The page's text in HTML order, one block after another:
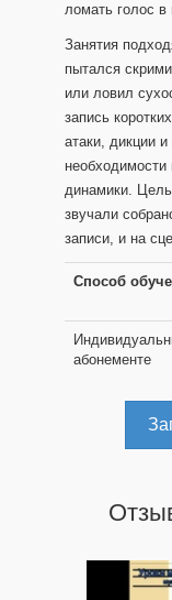
ломать голос в
Занятия
пытался
или ловил
запись
атаки, дикции
динамики.
звучали
записи, и на
Способ
абонементе